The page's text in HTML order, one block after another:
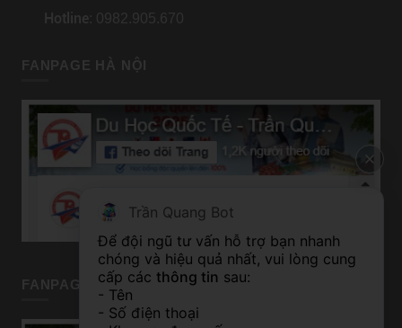
Hotline: 0982.905.670
FANPAGE HÀ NỘI
FANPAGE TP HỒ CHÍ MINH
Trần Quang Bot
Để đội ngũ tư vấn hỗ trợ bạn nhanh
chóng và hiệu quả nhất, vui lòng cung
cấp các thông tin sau:
- Tên
- Số điện thoại